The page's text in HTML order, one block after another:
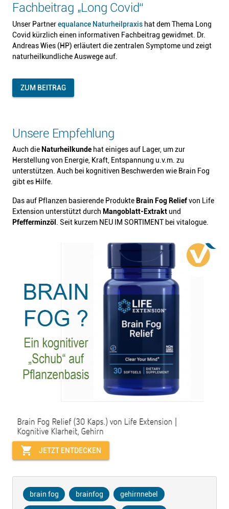
Fachbeitrag „Long Covid“
Unser Partnerequalance Naturheilpraxis hat dem Thema Long
Covid kürzlich einen informativen Fachbeitrag gewidmet. Dr.
Andreas Wies (HP) erläutert die zentralen Symptome und zeigt
naturheilkundliche Auswege auf.
ZUM BEITRAG
Unsere Empfehlung
Auch die Naturheilkunde hat einiges auf Lager, um zur
Herstellung von Energie, Kraft, Entspannung u.v.m. zu
unterstützen. Auch bei kognitiven Beschwerden wie Brain Fog
gibt es Hilfe.
Das auf Pflanzen basierende Produkte Brain Fog Reliefvon Life
Extension unterstützt durch Mangoblatt-Extrakt und
Pfefferminzöl . Seit kurzem NEU IM SORTIMENT bei vitalogue.
shopping_cart JETZT ENTDECKEN
brain fog brainfog gehirnnebel